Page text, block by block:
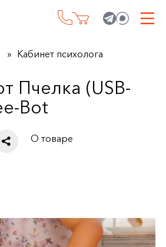
Кабинет психолога
Пчелка (USB-
Bot
О товаре